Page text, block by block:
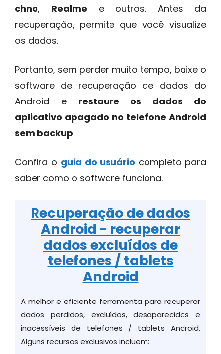
chno, Realme e outros. Antes da
recuperação, permite que você visualize
os dados.
Portanto, sem perder muito tempo, baixe o
software de recuperação de dados do
Android e restaure os dados do
aplicativo apagado no telefone Android
sem backup.
Confira o guia do usuário completo para
saber como o software funciona.
Recuperação de dados
Android - recuperar
dados excluídos de
telefones / tablets
Android
A melhor e eficiente ferramenta para recuperar
dados perdidos, excluídos, desaparecidos e
inacessíveis de telefones / tablets Android.
Alguns recursos exclusivos incluem: